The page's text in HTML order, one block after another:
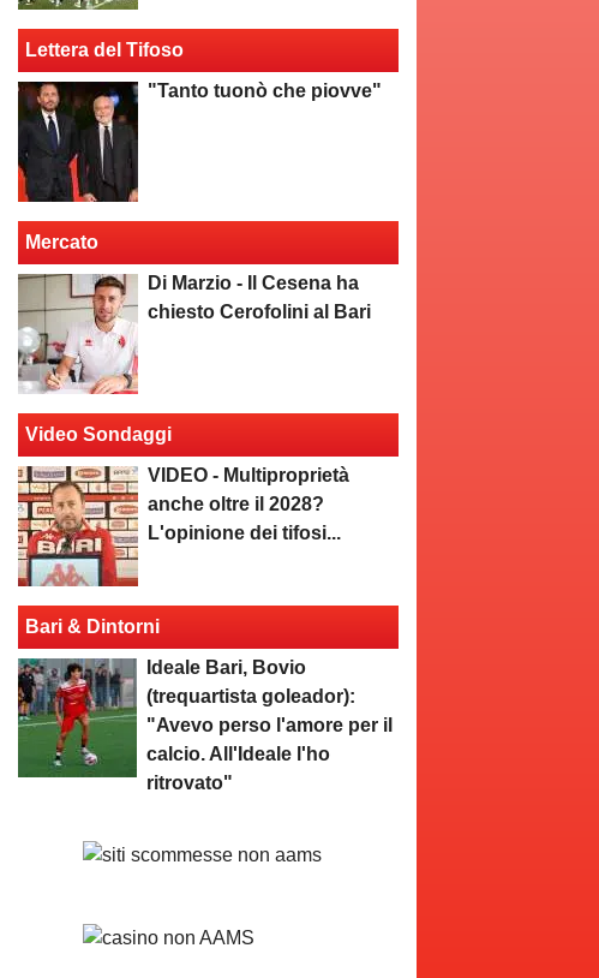
Lettera del Tifoso
"Tanto tuonò che piovve"
Mercato
Di Marzio - Il Cesena ha
chiesto Cerofolini al Bari
Video Sondaggi
VIDEO - Multiproprietà
anche oltre il 2028?
L'opinione dei tifosi...
Bari & Dintorni
Ideale Bari, Bovio
(trequartista goleador):
"Avevo perso l'amore per il
calcio. All'Ideale l'ho
ritrovato"